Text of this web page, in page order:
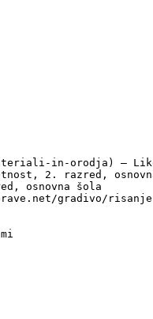
in-orodja) —
2. razred,
osnovna šola
gradivo/